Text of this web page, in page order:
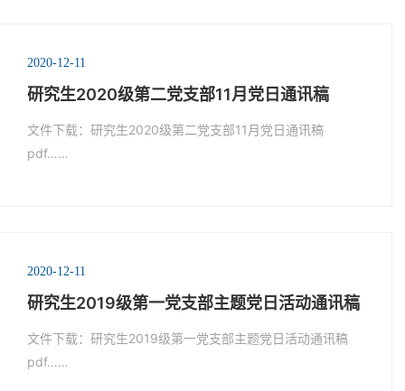
2020-12-11
研究生2020级第二党支部11月党日通讯稿
文件下载：研究生2020级第二党支部11月党日通讯稿
pdf……
2020-12-11
研究生2019级第一党支部主题党日活动通讯稿
文件下载：研究生2019级第一党支部主题党日活动通讯稿
pdf……